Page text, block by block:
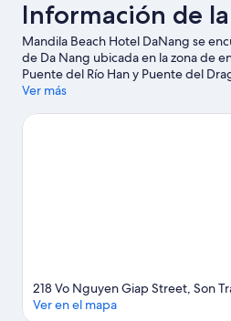
Información de
Mandila Beach Hotel DaNang se
de Da Nang ubicada en la zona de
Puente del Río Han y Puente del
emblemáticos, y los turistas que
puedes darte una vuelta por Playa
Ver más
218 Vo Nguyen Giap Street, Son
Ver en el mapa